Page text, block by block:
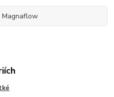
Magnaflow